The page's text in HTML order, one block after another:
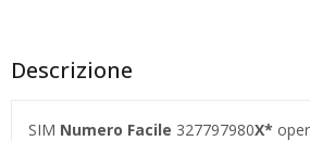
Descrizione
SIM Numero Facile 327797980X*